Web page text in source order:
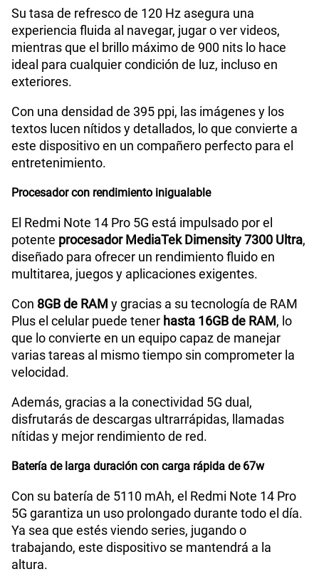
Su tasa de refresco de 120 Hz asegura una
experiencia fluida al navegar, jugar o ver videos,
mientras que el brillo máximo de 900 nits lo hace
ideal para cualquier condición de luz, incluso en
exteriores.
Con una densidad de 395 ppi, las imágenes y los
textos lucen nítidos y detallados, lo que convierte a
este dispositivo en un compañero perfecto para el
entretenimiento.
Procesador con rendimiento inigualable
El Redmi Note 14 Pro 5G está impulsado por el
potente procesador MediaTek Dimensity 7300 Ultra,
diseñado para ofrecer un rendimiento fluido en
multitarea, juegos y aplicaciones exigentes.
Con 8GB de RAM y gracias a su tecnología de RAM
Plus el celular puede tener hasta 16GB de RAM, lo
que lo convierte en un equipo capaz de manejar
varias tareas al mismo tiempo sin comprometer la
velocidad.
Además, gracias a la conectividad 5G dual,
disfrutarás de descargas ultrarrápidas, llamadas
nítidas y mejor rendimiento de red.
Batería de larga duración con carga rápida de 67w
Con su batería de 5110 mAh, el Redmi Note 14 Pro
5G garantiza un uso prolongado durante todo el día.
Ya sea que estés viendo series, jugando o
trabajando, este dispositivo se mantendrá a la
altura.